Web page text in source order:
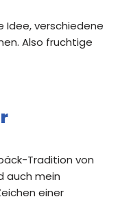
Idee, verschiedene
Also fruchtige
Tradition von
auch mein
einer